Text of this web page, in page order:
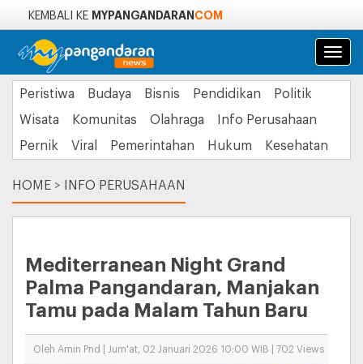
KEMBALI KE MYPANGANDARAN COM
Peristiwa Budaya Bisnis Pendidikan
Politik
Wisata
Komunitas Olahraga
Info Perusahaan
Pernik
Viral Pemerintahan Hukum Kesehatan
HOME > INFO PERUSAHAAN
Mediterranean Night Grand
Palma Pangandaran, Manjakan
Tamu pada Malam Tahun Baru
Oleh Amin Pnd | Jum'at, 02 Januari 2026 10:00 WIB | 702 Views